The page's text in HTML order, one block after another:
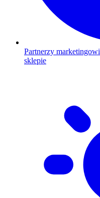
Partnerzy marketingowi
sklepie